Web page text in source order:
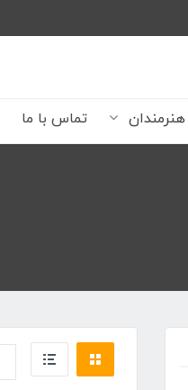
هنرمندان تماس با ما